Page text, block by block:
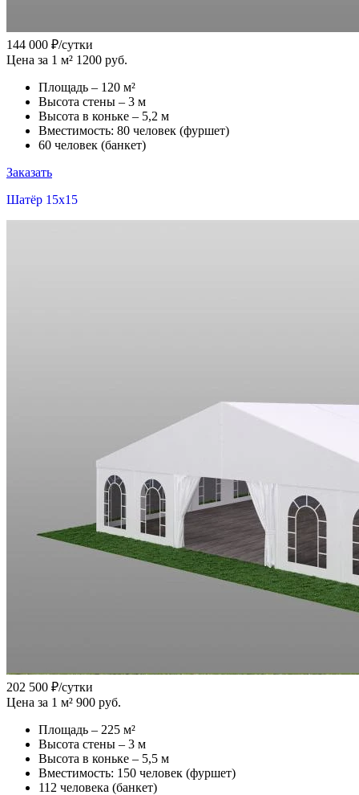
144 000 ₽/сутки
Цена за 1 м² 1200 руб.
Площадь – 120 м²
Высота стены – 3 м
Высота в коньке – 5,2 м
Вместимость: 80 человек (фуршет)
60 человек (банкет)
Заказать
Шатёр 15x15
202 500 ₽/сутки
Цена за 1 м² 900 руб.
Площадь – 225 м²
Высота стены – 3 м
Высота в коньке – 5,5 м
Вместимость: 150 человек (фуршет)
112 человека (банкет)